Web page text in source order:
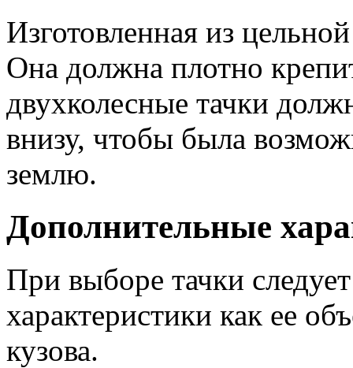
Изготовленная из
Она должна плотно
двухколесные тачки
внизу, чтобы была
землю.
Дополнительные
При выборе тачки
характеристики как ее
кузова.